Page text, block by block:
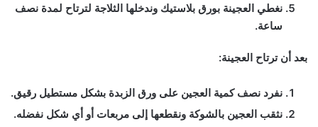
نغطي العجينة بورق بلاستيك وندخلها الثلاجة لترتاح لمدة نصف
ساعة.
بعد أن ترتاح العجينة:
نفرد نصف كمية العجين على ورق الزبدة بشكل مستطيل رقيق.
نثقب العجين بالشوكة ونقطعها إلى مربعات أو أي شكل نفضله.